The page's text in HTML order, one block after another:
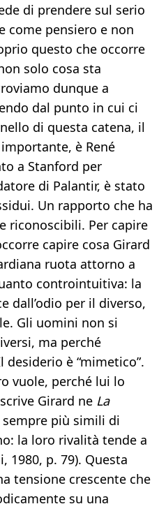
di prendere sul serio
come pensiero e non
questo che occorre
solo cosa sta
dunque a
dal punto in cui ci
di questa catena, il
è René
a Stanford per
di Palantir, è stato
Un rapporto che ha
riconoscibili. Per capire
capire cosa Girard
ruota attorno a
controintuitiva: la
dall’odio per il diverso,
Gli uomini non si
ma perché
è “mimetico”.
vuole, perché lui lo
Girard ne La
più simili di
la loro rivalità tende a
1980, p. 79). Questa
tensione crescente che
su una